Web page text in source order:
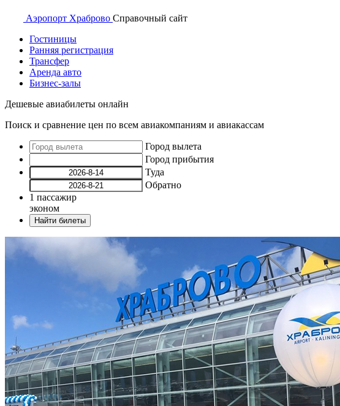
Аэропорт Храброво Справочный сайт
Гостиницы
Ранняя регистрация
Трансфер
Аренда авто
Бизнес-залы
Дешевые авиабилеты онлайн
Поиск и сравнение цен по всем авиакомпаниям и авиакассам
Город вылета
Город прибытия
Туда
Обратно
1 пассажир
эконом
Найти билеты